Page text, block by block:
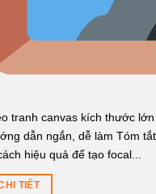
tranh canvas kích thước
dẫn ngắn, dễ làm Tóm
hiệu quả để tạo focal...
TIẾT